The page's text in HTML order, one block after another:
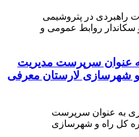
عنوان سرپرست مدیریت
و شهرسازی لارستان معرفی